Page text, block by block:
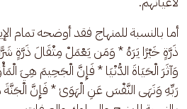
أما بالنسبة للمنهاج فقد أوضحه تمام
ذَرَّةٍ خَيْرًا يَرَهُ * وَمَن يَعْمَلْ مِثْقَالَ ذَرَّةٍ
وَآثَرَ الْحَيَاةَ الدُّنْيَا * فَإِنَّ الْجَحِيمَ هِيَ
رَبِّهِ وَنَهَى النَّفْسَ عَنِ الْهَوَىٰ * فَإِنَّ